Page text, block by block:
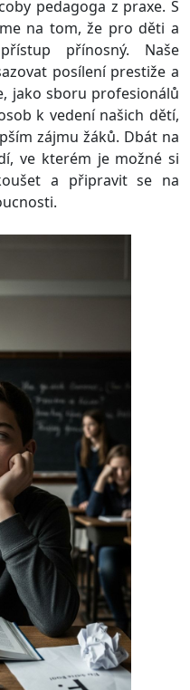
pedagoga z praxe. S
na tom, že pro děti a
přínosný. Naše
posílení prestiže a
jako sboru profesionálů
k vedení našich dětí,
zájmu žáků. Dbát na
ve kterém je možné si
a připravit se na